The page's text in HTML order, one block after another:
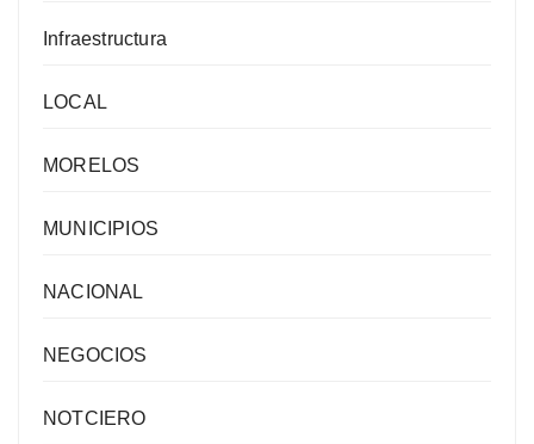
Infraestructura
LOCAL
MORELOS
MUNICIPIOS
NACIONAL
NEGOCIOS
NOTCIERO